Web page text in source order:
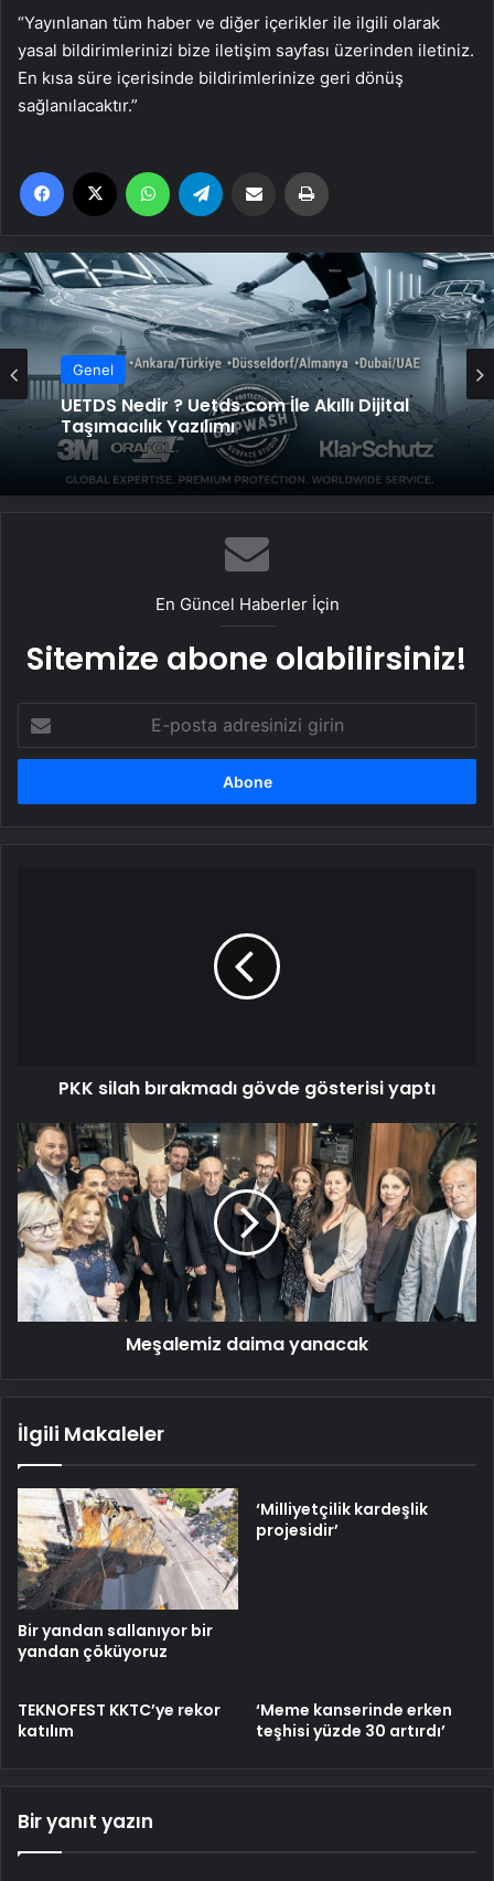
“Yayınlanan tüm haber ve diğer içerikler ile ilgili olarak
yasal bildirimlerinizi bize iletişim sayfası üzerinden iletiniz.
En kısa süre içerisinde bildirimlerinize geri dönüş
sağlanılacaktır.”
Facebook WhatsApp Email'den paylaş
Genel
UETDS Nedir ? Uetds.com İle Akıllı Dijital
Vira Assistance’tan Türkiye Genelinde
Güvenli Araç Taşıma ve Yol Yardım Atağı
En Güncel Haberler İçin
Sitemize abone olabilirsiniz!
posta
adresinizi
PKK silah bırakmadı gövde gösterisi yaptı
Meşalemiz
daima
yanacak
Meşalemiz daima yanacak
İlgili Makaleler
Bir yandan sallanıyor bir
yandan çöküyoruz
‘Milliyetçilik kardeşlik
projesidir’
TEKNOFEST KKTC’ye rekor
katılım
‘Meme kanserinde erken
teşhisi yüzde 30 artırdı’
Bir yanıt yazın